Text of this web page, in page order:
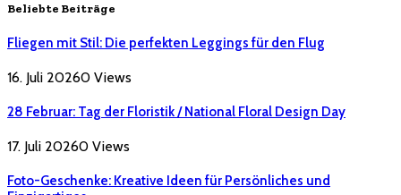
Beliebte Beiträge
Fliegen mit Stil: Die perfekten Leggings für den Flug
16. Juli 20260 Views
28 Februar: Tag der Floristik / National Floral Design Day
17. Juli 20260 Views
Foto-Geschenke: Kreative Ideen für Persönliches und